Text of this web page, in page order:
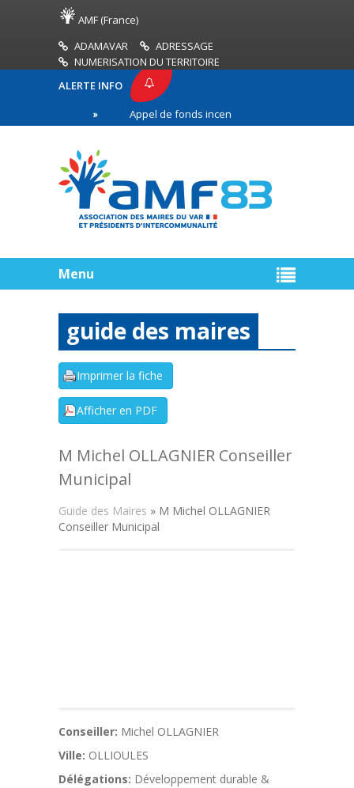
AMF (France)
ADAMAVAR
ADRESSAGE
NUMERISATION DU TERRITOIRE
ALERTE INFO
Appel de fonds incendies de forêt
ligne
Menu
guide des maires
M Michel OLLAGNIER Conseiller
Municipal
Guide des Maires » M Michel OLLAGNIER
Conseiller Municipal
Conseiller: Michel OLLAGNIER
Ville: OLLIOULES
Délégations: Développement durable &